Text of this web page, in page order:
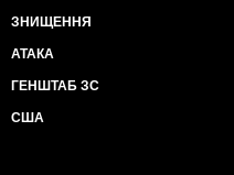
ЗНИЩЕННЯ
АТАКА
ГЕНШТАБ ЗС
США